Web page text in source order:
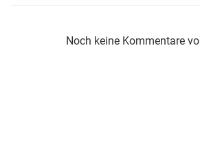
Noch keine Kommentare